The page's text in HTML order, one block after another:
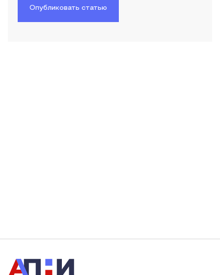
Опубликовать статью